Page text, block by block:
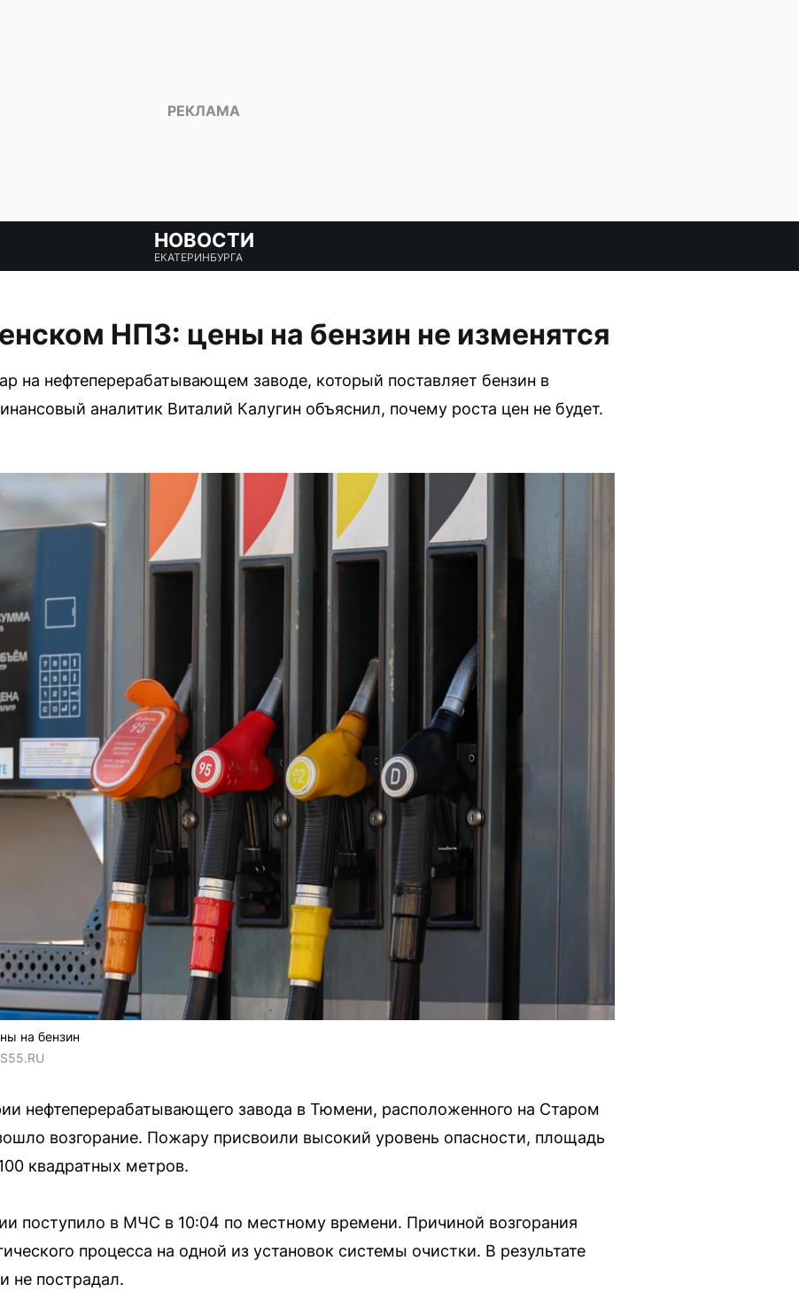
НОВОСТИ
ЕКАТЕРИНБУРГА
НПЗ: цены на бензин не изменятся
на нефтеперерабатывающем заводе, который поставляет бензин в
аналитик Виталий Калугин объяснил, почему роста цен не будет.
на бензин
нефтеперерабатывающего завода в Тюмени, расположенного на Старом
возгорание. Пожару присвоили высокий уровень опасности, площадь
квадратных метров.
поступило в МЧС в 10:04 по местному времени. Причиной возгорания
процесса на одной из установок системы очистки. В результате
не пострадал.